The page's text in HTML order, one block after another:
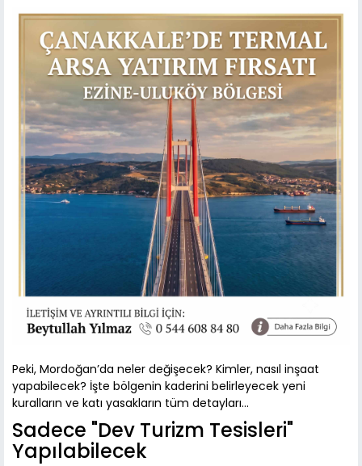
Peki, Mordoğan’da neler değişecek? Kimler, nasıl inşaat
yapabilecek? İşte bölgenin kaderini belirleyecek yeni
kuralların ve katı yasakların tüm detayları...
Sadece "Dev Turizm Tesisleri"
Yapılabilecek